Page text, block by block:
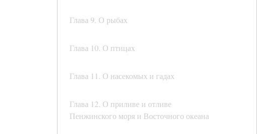
Глава 9. О рыбах
Глава 10. О птицах
Глава 11. О насекомых и гадах
Глава 12. О приливе и отливе
Пенжинского моря и Восточного океана